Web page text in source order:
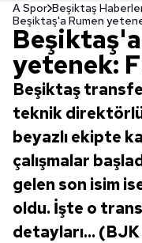
A Spor Beşiktaş
Beşiktaş'a Rumen
yetenek:
Beşiktaş
teknik
beyazlı ekipte
çalışmalar
gelen son isim
oldu. İşte o
detayları...